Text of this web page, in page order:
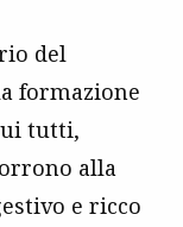
del
formazione
tutti,
alla
e ricco